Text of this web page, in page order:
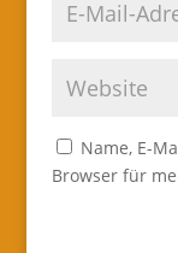
Name, E-
Browser für